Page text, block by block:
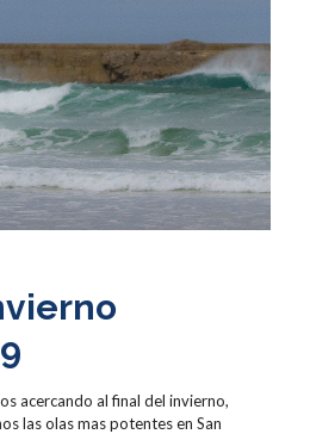
acercando al final del invierno,
las olas mas potentes en San